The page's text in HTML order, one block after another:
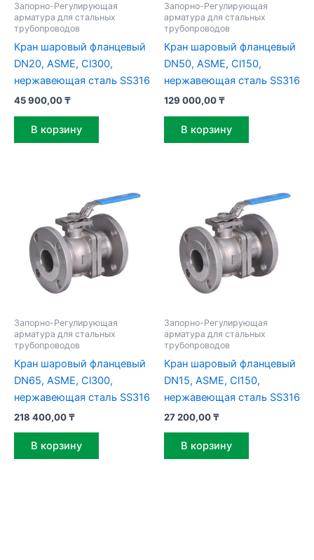
Запорно-Регулирующая
арматура для стальных
трубопроводов
Кран шаровый фланцевый
DN20, ASME, Cl300,
нержавеющая сталь SS316
45 900,00₸
В корзину
Запорно-Регулирующая
арматура для стальных
трубопроводов
Кран шаровый фланцевый
DN50, ASME, Cl150,
нержавеющая сталь SS316
129 000,00₸
В корзину
Запорно-Регулирующая
арматура для стальных
трубопроводов
Кран шаровый фланцевый
DN65, ASME, Cl300,
нержавеющая сталь SS316
218 400,00₸
В корзину
Запорно-Регулирующая
арматура для стальных
трубопроводов
Кран шаровый фланцевый
DN15, ASME, Cl150,
нержавеющая сталь SS316
27 200,00₸
В корзину